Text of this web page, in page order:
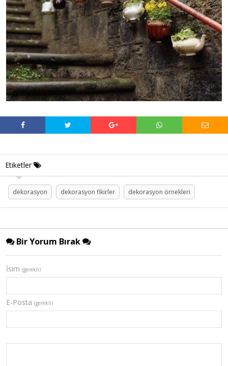
Etiketler
dekorasyon dekorasyon fikirler dekorasyon örnekleri
Bir Yorum Bırak
İsim (gerekli)
E-Posta (gerekli)